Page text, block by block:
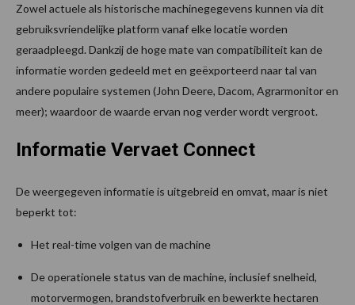
Zowel actuele als historische machinegegevens kunnen via dit
gebruiksvriendelijke platform vanaf elke locatie worden
geraadpleegd. Dankzij de hoge mate van compatibiliteit kan de
informatie worden gedeeld met en geëxporteerd naar tal van
andere populaire systemen (John Deere, Dacom, Agrarmonitor en
meer); waardoor de waarde ervan nog verder wordt vergroot.
Informatie Vervaet Connect
De weergegeven informatie is uitgebreid en omvat, maar is niet
beperkt tot:
Het real-time volgen van de machine
De operationele status van de machine, inclusief snelheid,
motorvermogen, brandstofverbruik en bewerkte hectaren